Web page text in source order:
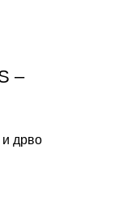
–
дрво